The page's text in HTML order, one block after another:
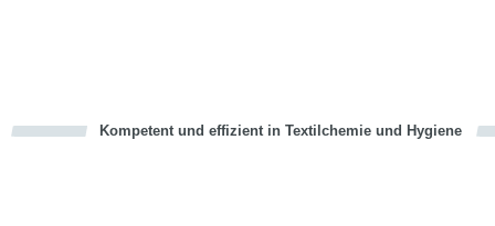
Kompetent und effizient in Textilchemie und Hygiene